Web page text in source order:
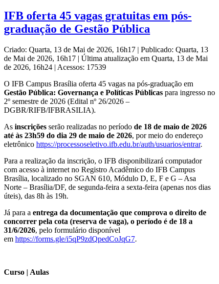
IFB oferta 45 vagas gratuitas em pós-
graduação de Gestão Pública
Criado: Quarta, 13 de Mai de 2026, 16h17 | Publicado: Quarta, 13
de Mai de 2026, 16h17 | Última atualização em Quarta, 13 de Mai
de 2026, 16h24 | Acessos: 17539
O IFB Campus Brasília oferta 45 vagas na pós-graduação em
Gestão Pública: Governança e Políticas Públicas para ingresso no
2º semestre de 2026 (Edital nº 26/2026 –
DGBR/RIFB/IFBRASILIA).
As inscrições serão realizadas no período de 18 de maio de 2026
até às 23h59 do dia 29 de maio de 2026, por meio do endereço
eletrônico https://processoseletivo.ifb.edu.br/auth/usuarios/entrar.
Para a realização da inscrição, o IFB disponibilizará computador
com acesso à internet no Registro Acadêmico do IFB Campus
Brasília, localizado no SGAN 610, Módulo D, E, F e G – Asa
Norte – Brasília/DF, de segunda-feira a sexta-feira (apenas nos dias
úteis), das 8h às 19h.
Já para a entrega da documentação que comprova o direito de
concorrer pela cota (reserva de vaga), o período é de 18 a
31/6/2026, pelo formulário disponível
em https://forms.gle/i5qP9zdQpedCoJqG7.
Curso | Aulas